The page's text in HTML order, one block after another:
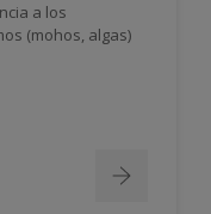
a los
(mohos, algas)